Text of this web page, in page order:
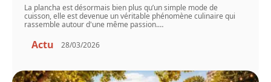
La plancha est désormais bien plus qu’un simple mode de
cuisson, elle est devenue un véritable phénomène culinaire qui
rassemble autour d'une même passion.…
Actu 28/03/2026